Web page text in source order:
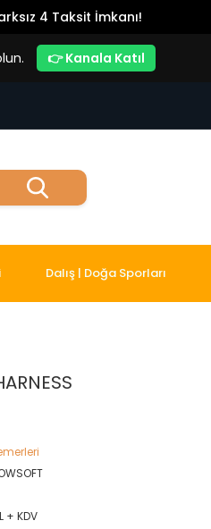
4 Taksit İmkanı!
👉 Kanala Katıl
Dalış | Doğa Sporları
+ KDV